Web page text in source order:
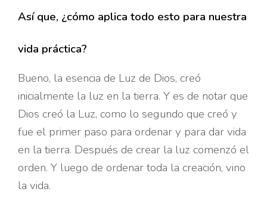
Así que, ¿cómo aplica todo esto para nuestra
vida práctica?
Bueno, la esencia de Luz de Dios, creó
inicialmente la luz en la tierra. Y es de notar que
Dios creó la Luz, como lo segundo que creó y
fue el primer paso para ordenar y para dar vida
en la tierra. Después de crear la luz comenzó el
orden. Y luego de ordenar toda la creación, vino
la vida.